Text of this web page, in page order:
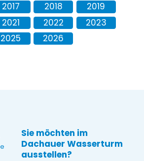
2017 2018
2019
2021 2022
2023
2025 2026
Sie möchten im
Dachauer Wasserturm
ausstellen?